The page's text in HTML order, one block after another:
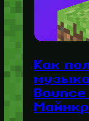
Как
Bounce